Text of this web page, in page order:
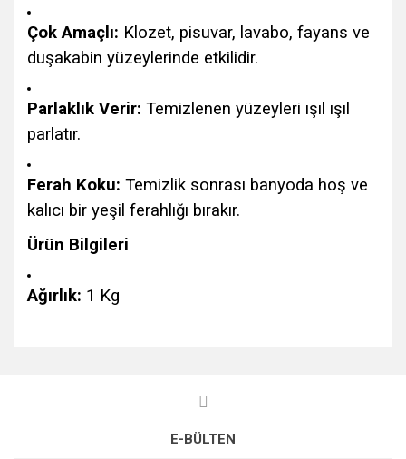
Çok Amaçlı: Klozet, pisuvar, lavabo, fayans ve
duşakabin yüzeylerinde etkilidir.
Parlaklık Verir: Temizlenen yüzeyleri ışıl ışıl
parlatır.
Ferah Koku: Temizlik sonrası banyoda hoş ve
kalıcı bir yeşil ferahlığı bırakır.
Ürün Bilgileri
Ağırlık: 1 Kg
Yorum Yaz
Görüş ve önerileriniz için teşekkür ederiz.
E-BÜLTEN